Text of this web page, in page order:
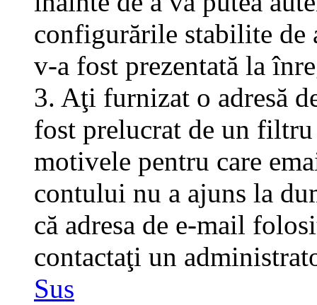
configurările stabilite de
v-a fost prezentată la
3. Aţi furnizat o adresă
fost prelucrat de un
motivele pentru care
contului nu a ajuns la
că adresa de e-mail
contactaţi un
Sus